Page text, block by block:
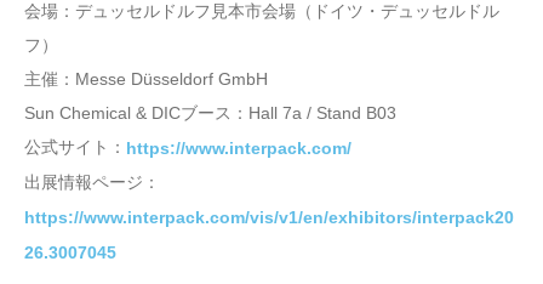
会場：デュッセルドルフ見本市会場（ドイツ・デュッセルドル
フ）
主催：Messe Düsseldorf GmbH
Sun Chemical & DICブース：Hall 7a / Stand B03
公式サイト： https://www.interpack.com/
出展情報ページ：
https://www.interpack.com/vis/v1/en/exhibitors/interpack20
26.3007045